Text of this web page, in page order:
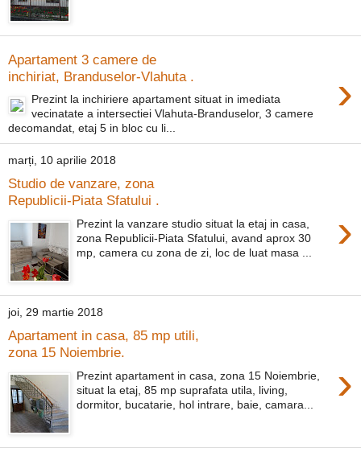
Apartament 3 camere de
inchiriat, Branduselor-Vlahuta .
›
Prezint la inchiriere apartament situat in imediata
vecinatate a intersectiei Vlahuta-Branduselor, 3 camere
decomandat, etaj 5 in bloc cu li...
marți, 10 aprilie 2018
Studio de vanzare, zona
Republicii-Piata Sfatului .
›
Prezint la vanzare studio situat la etaj in casa,
zona Republicii-Piata Sfatului, avand aprox 30
mp, camera cu zona de zi, loc de luat masa ...
joi, 29 martie 2018
Apartament in casa, 85 mp utili,
zona 15 Noiembrie.
›
Prezint apartament in casa, zona 15 Noiembrie,
situat la etaj, 85 mp suprafata utila, living,
dormitor, bucatarie, hol intrare, baie, camara...